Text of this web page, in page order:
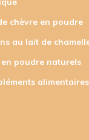
chèvre en poudre
au lait de
poudre naturels
alimentaires